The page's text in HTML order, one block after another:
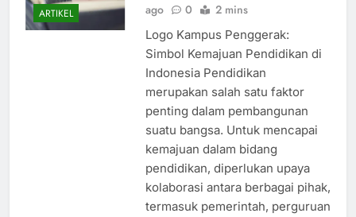
ARTIKEL
ago
0 2 mins
Logo Kampus Penggerak:
Simbol Kemajuan Pendidikan di
Indonesia Pendidikan
merupakan salah satu faktor
penting dalam pembangunan
suatu bangsa. Untuk mencapai
kemajuan dalam bidang
pendidikan, diperlukan upaya
kolaborasi antara berbagai pihak,
termasuk pemerintah, perguruan